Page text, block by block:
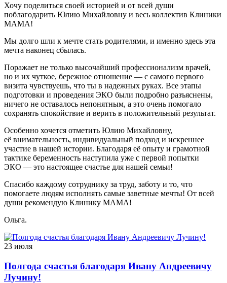
Хочу поделиться своей историей и от всей души
поблагодарить Юлию Михайловну и весь коллектив Клиники
МАМА!
Мы долго шли к мечте стать родителями, и именно здесь эта
мечта наконец сбылась.
Поражает не только высочайший профессионализм врачей,
но и их чуткое, бережное отношение — с самого первого
визита чувствуешь, что ты в надежных руках. Все этапы
подготовки и проведения ЭКО были подробно разъяснены,
ничего не оставалось непонятным, а это очень помогало
сохранять спокойствие и верить в положительный результат.
Особенно хочется отметить Юлию Михайловну,
её внимательность, индивидуальный подход и искреннее
участие в нашей истории. Благодаря её опыту и грамотной
тактике беременность наступила уже с первой попытки
ЭКО — это настоящее счастье для нашей семьи!
Спасибо каждому сотруднику за труд, заботу и то, что
помогаете людям исполнять самые заветные мечты! От всей
души рекомендую Клинику МАМА!
Ольга.
23 июля
Полгода счастья благодаря Ивану Андреевичу
Лучину!